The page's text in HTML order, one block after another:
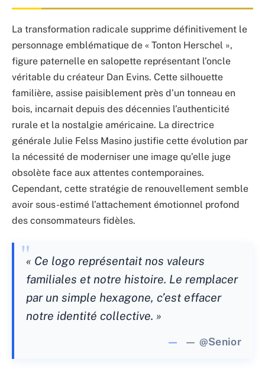
La transformation radicale supprime définitivement le
personnage emblématique de « Tonton Herschel »,
figure paternelle en salopette représentant l’oncle
véritable du créateur Dan Evins. Cette silhouette
familière, assise paisiblement près d’un tonneau en
bois, incarnait depuis des décennies l’authenticité
rurale et la nostalgie américaine. La directrice
générale Julie Felss Masino justifie cette évolution par
la nécessité de moderniser une image qu’elle juge
obsolète face aux attentes contemporaines.
Cependant, cette stratégie de renouvellement semble
avoir sous-estimé l’attachement émotionnel profond
des consommateurs fidèles.
« Ce logo représentait nos valeurs
familiales et notre histoire. Le remplacer
par un simple hexagone, c’est effacer
notre identité collective. »
— @Senior